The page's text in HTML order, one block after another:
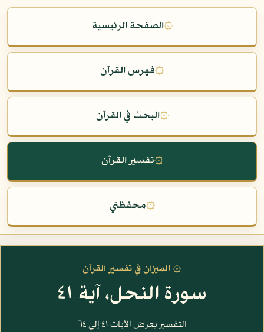
۞الصفحة الرئيسية
۞فهرس القرآن
۞البحث في القرآن
۞تفسير القرآن
۞محفظتي
۞ الميزان في تفسير القرآن
سورة النحل، آية ٤١
التفسير يعرض الآيات ٤١ إلى ٦٤